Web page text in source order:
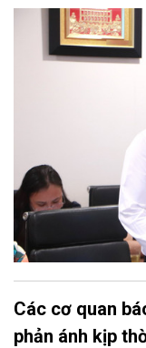
Trương Hải Long đã
hiện các giải pháp về
Các cơ quan
phản ánh kịp